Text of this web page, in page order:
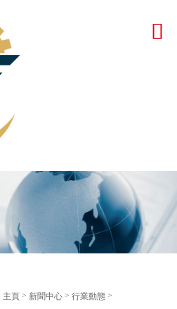
主頁 > 新聞中心 >行業動態 >